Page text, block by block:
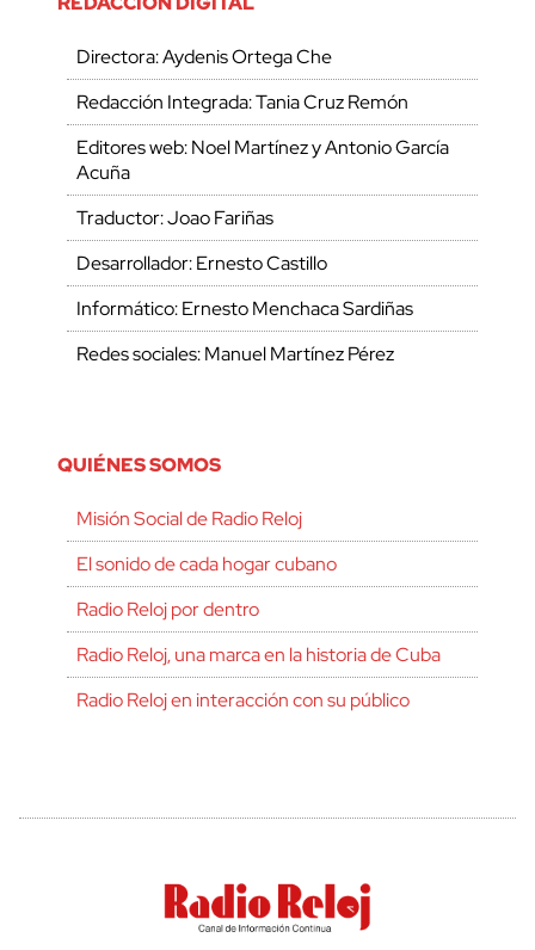
Directora: Aydenis Ortega Che
Redacción Integrada: Tania Cruz Remón
Editores web: Noel Martínez y Antonio García
Acuña
Traductor: Joao Fariñas
Desarrollador: Ernesto Castillo
Informático: Ernesto Menchaca Sardiñas
Redes sociales: Manuel Martínez Pérez
QUIÉNES SOMOS
Misión Social de Radio Reloj
El sonido de cada hogar cubano
Radio Reloj por dentro
Radio Reloj, una marca en la historia de Cuba
Radio Reloj en interacción con su público